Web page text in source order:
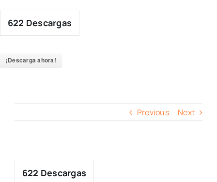
content
622 Descargas
¡Descarga ahora!
Previous Next
622 Descargas